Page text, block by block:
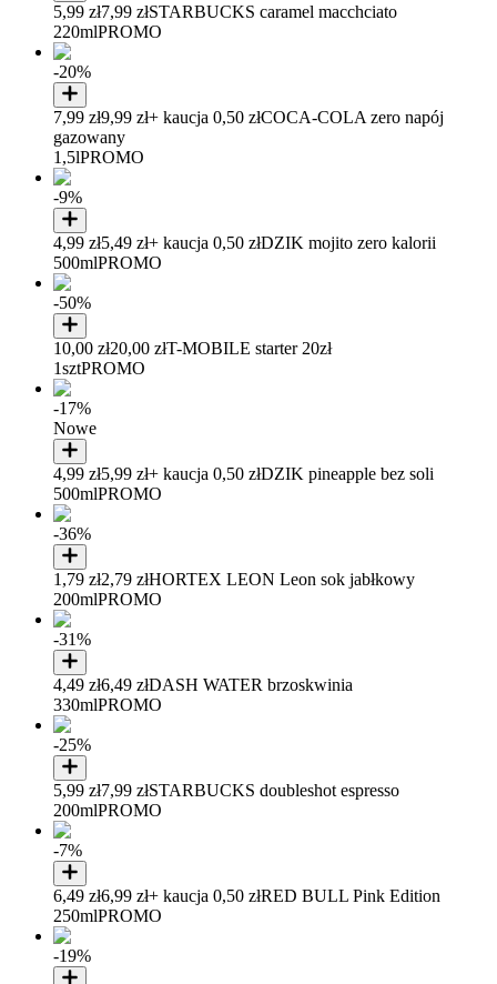
5,99 zł7,99 złSTARBUCKS caramel macchciato
220mlPROMO
-20%
7,99 zł9,99 zł+ kaucja 0,50 złCOCA-COLA zero napój
gazowany
1,5lPROMO
-9%
4,99 zł5,49 zł+ kaucja 0,50 złDZIK mojito zero kalorii
500mlPROMO
-50%
10,00 zł20,00 złT-MOBILE starter 20zł
1sztPROMO
-17%
Nowe
4,99 zł5,99 zł+ kaucja 0,50 złDZIK pineapple bez soli
500mlPROMO
-36%
1,79 zł2,79 złHORTEX LEON Leon sok jabłkowy
200mlPROMO
-31%
4,49 zł6,49 złDASH WATER brzoskwinia
330mlPROMO
-25%
5,99 zł7,99 złSTARBUCKS doubleshot espresso
200mlPROMO
-7%
6,49 zł6,99 zł+ kaucja 0,50 złRED BULL Pink Edition
250mlPROMO
-19%